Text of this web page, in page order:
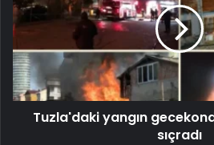
Tuzla'daki yangın
sıçradı